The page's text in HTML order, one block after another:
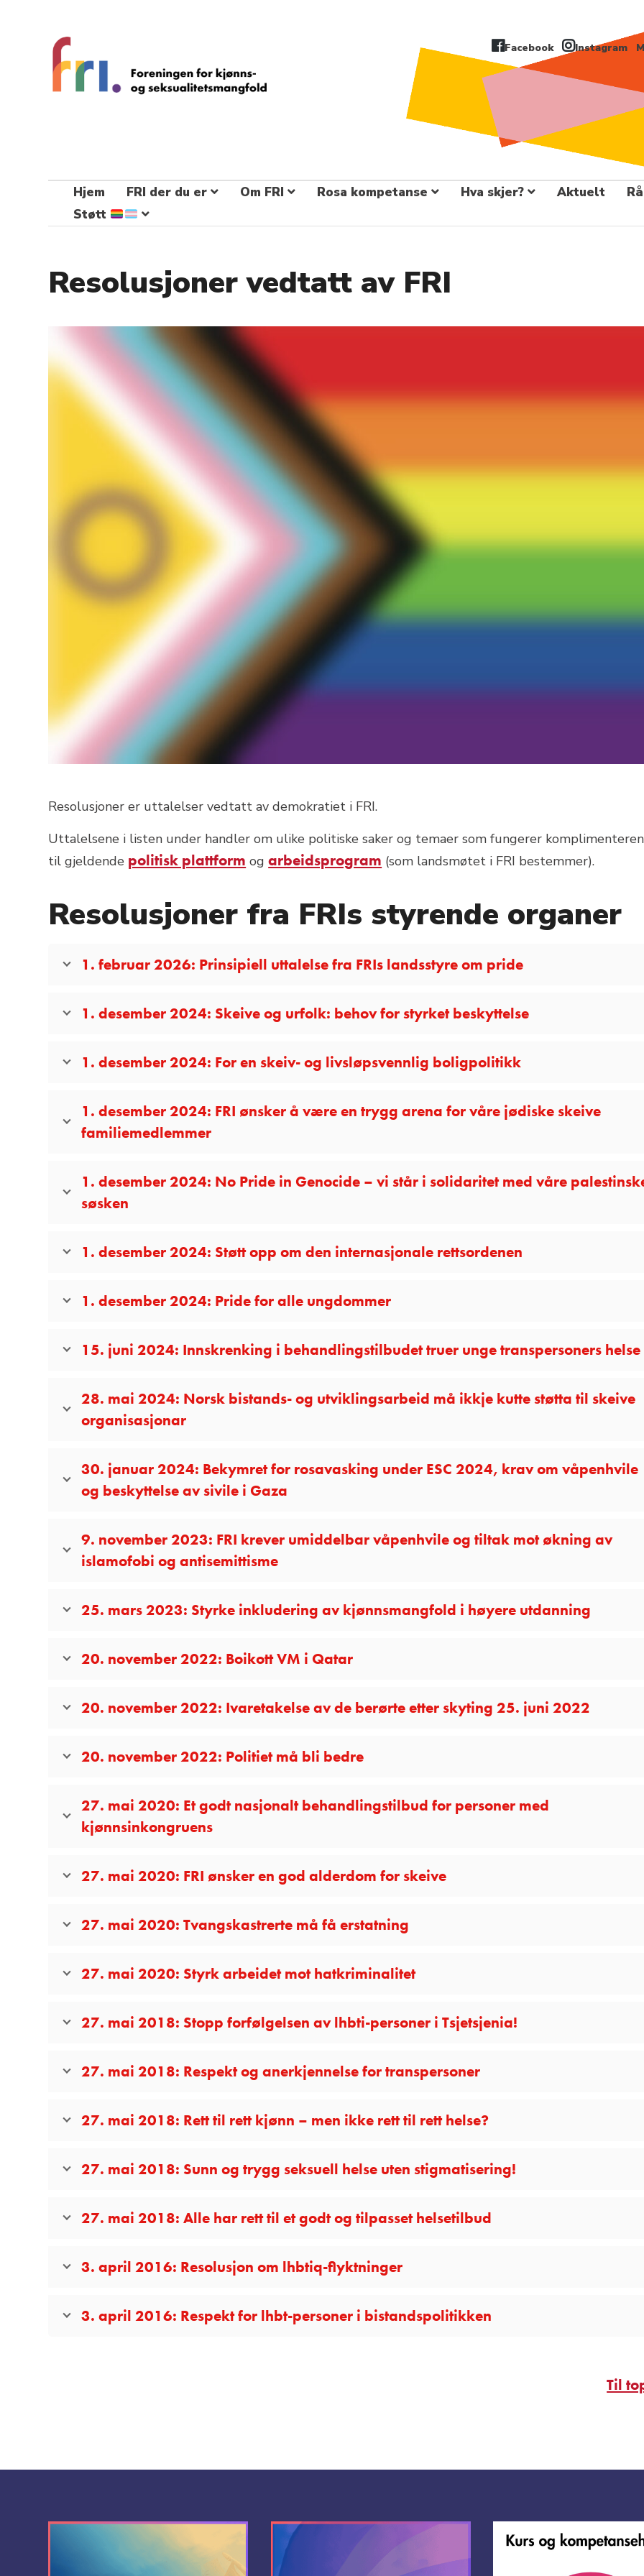
Facebook Instagram
Hjem FRI der du er Om FRI Rosa kompetanse Hva skjer? Aktuelt
Støtt
Resolusjoner vedtatt av FRI
Resolusjoner er uttalelser vedtatt av demokratiet i FRI.
Uttalelsene i listen under handler om ulike politiske saker og temaer som fungerer
til gjeldende politisk plattform ogarbeidsprogram (som landsmøtet i FRI bestemmer).
Resolusjoner fra FRIs styrende organer
1. februar 2026: Prinsipiell uttalelse fra FRIs landsstyre om pride
1. desember 2024: Skeive og urfolk: behov for styrket beskyttelse
1. desember 2024: For en skeiv- og livsløpsvennlig boligpolitikk
1. desember 2024: FRI ønsker å være en trygg arena for våre jødiske skeive
familiemedlemmer
1. desember 2024: No Pride in Genocide – vi står i solidaritet med våre
søsken
1. desember 2024: Støtt opp om den internasjonale rettsordenen
1. desember 2024: Pride for alle ungdommer
15. juni 2024: Innskrenking i behandlingstilbudet truer unge transpersoners helse
28. mai 2024: Norsk bistands- og utviklingsarbeid må ikkje kutte støtta til skeive
organisasjonar
30. januar 2024: Bekymret for rosavasking under ESC 2024, krav om våpenhvile
og beskyttelse av sivile i Gaza
9. november 2023: FRI krever umiddelbar våpenhvile og tiltak mot økning av
islamofobi og antisemittisme
25. mars 2023: Styrke inkludering av kjønnsmangfold i høyere utdanning
20. november 2022: Boikott VM i Qatar
20. november 2022: Ivaretakelse av de berørte etter skyting 25. juni 2022
20. november 2022: Politiet må bli bedre
27. mai 2020: Et godt nasjonalt behandlingstilbud for personer med
kjønnsinkongruens
27. mai 2020: FRI ønsker en god alderdom for skeive
27. mai 2020: Tvangskastrerte må få erstatning
27. mai 2020: Styrk arbeidet mot hatkriminalitet
27. mai 2018: Stopp forfølgelsen av lhbti-personer i Tsjetsjenia!
27. mai 2018: Respekt og anerkjennelse for transpersoner
27. mai 2018: Rett til rett kjønn – men ikke rett til rett helse?
27. mai 2018: Sunn og trygg seksuell helse uten stigmatisering!
27. mai 2018: Alle har rett til et godt og tilpasset helsetilbud
3. april 2016: Resolusjon om lhbtiq-flyktninger
3. april 2016: Respekt for lhbt-personer i bistandspolitikken
Til